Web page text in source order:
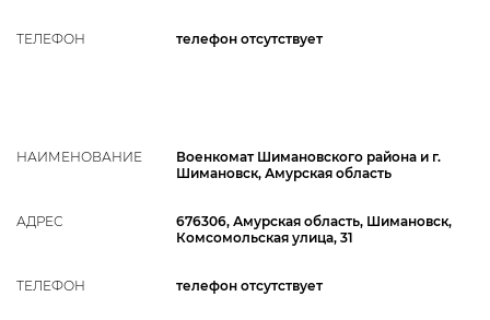
ТЕЛЕФОН телефон отсутствует
НАИМЕНОВАНИЕ
Военкомат Шимановского района и г.
Шимановск, Амурская область
АДРЕС
676306, Амурская область, Шимановск,
Комсомольская улица, 31
ТЕЛЕФОН телефон отсутствует